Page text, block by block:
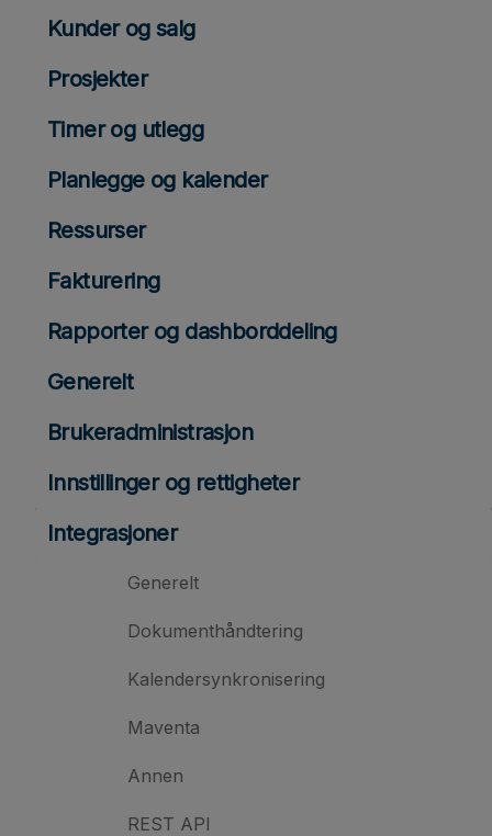
Kunder og salg
Prosjekter
Timer og utlegg
Planlegge og kalender
Ressurser
Fakturering
Rapporter og dashborddeling
Generelt
Brukeradministrasjon
Innstillinger og rettigheter
Integrasjoner
Generelt
Dokumenthåndtering
Kalendersynkronisering
Maventa
Annen
REST API